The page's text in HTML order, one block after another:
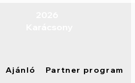
Ajánló Partner program